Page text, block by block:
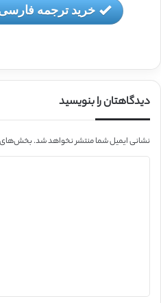
خرید ترجمه
دیدگاهتان را بنویسید
نشانی ایمیل شما منتشر نخواهد شد.بخش‌های